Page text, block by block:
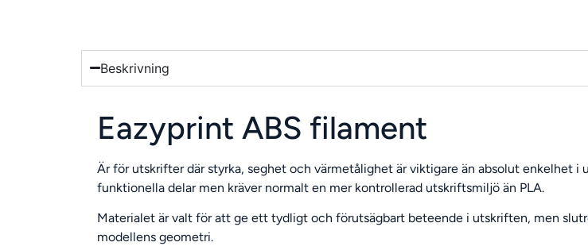
Beskrivning
Eazyprint ABS filament
Är för utskrifter där styrka, seghet och värmetålighet är viktigare än absolut enkelhet
funktionella delar men kräver normalt en mer kontrollerad utskriftsmiljö än PLA.
Materialet är valt för att ge ett tydligt och förutsägbart beteende i utskriften, men
modellens geometri.